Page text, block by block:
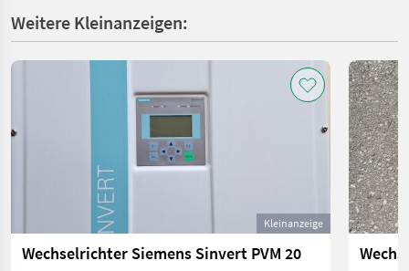
Weitere Kleinanzeigen:
Kleinanzeige
Wechselrichter Siemens Sinvert PVM 20